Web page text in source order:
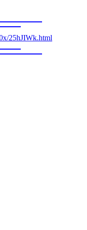
25hJIWk.html